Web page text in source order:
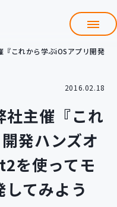
入支援
『これから学ぶiOSアプリ開発
2016.02.18
社主催『これ
発ハンズオ
を使ってモ
てみよう